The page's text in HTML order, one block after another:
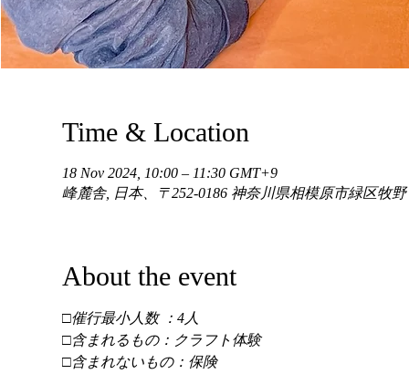
Time & Location
18 Nov 2024, 10:00 – 11:30 GMT+9
峰麓舎, 日本、〒252-0186 神奈川県相模原市緑区牧
About the event
□催行最小人数 ：4人
□含まれるもの：クラフト体験
□含まれないもの：保険